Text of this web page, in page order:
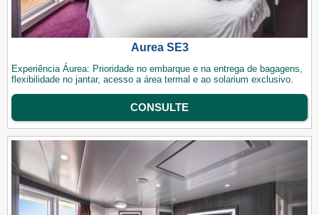
Aurea SE3
Experiência Áurea: Prioridade no embarque e na entrega de bagagens,
flexibilidade no jantar, acesso a área termal e ao solarium exclusivo.
CONSULTE